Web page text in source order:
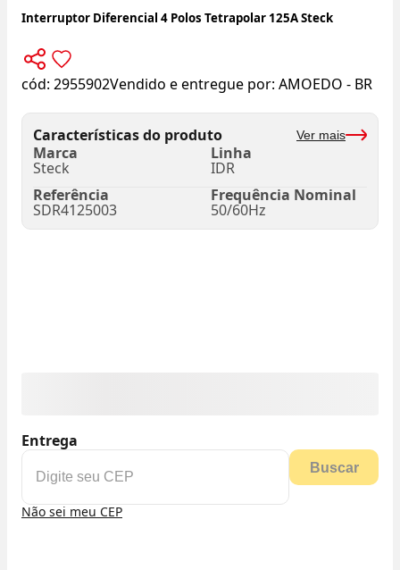
Interruptor Diferencial 4 Polos Tetrapolar 125A Steck
cód: 2955902Vendido e entregue por: AMOEDO - BR
Características do produto Ver mais
Marca
Steck
Linha
IDR
Referência
SDR4125003
Frequência Nominal
50/60Hz
Entrega
Buscar
Não sei meu CEP